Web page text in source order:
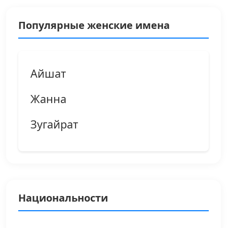
Популярные женские имена
Айшат
Жанна
Зугайрат
Национальности